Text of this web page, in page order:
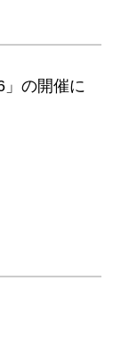
」の開催に